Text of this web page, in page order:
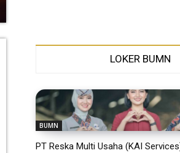
LOKER BUMN
BUMN
PT Reska Multi Usaha (KAI